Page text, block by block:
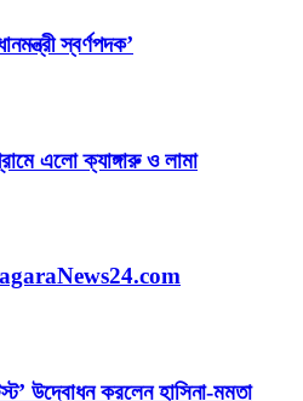
স্বর্ণপদক’
এলো ক্যাঙ্গারু ও লামা
উদ্বোধন করলেন হাসিনা-মমতা